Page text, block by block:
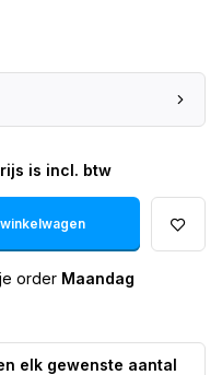
is incl. btw
order Maandag
elk gewenste aantal